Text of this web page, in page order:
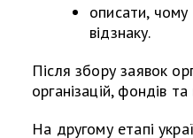
описати,
відзнаку.
Після збору заявок
організацій, фондів
На другому етапі